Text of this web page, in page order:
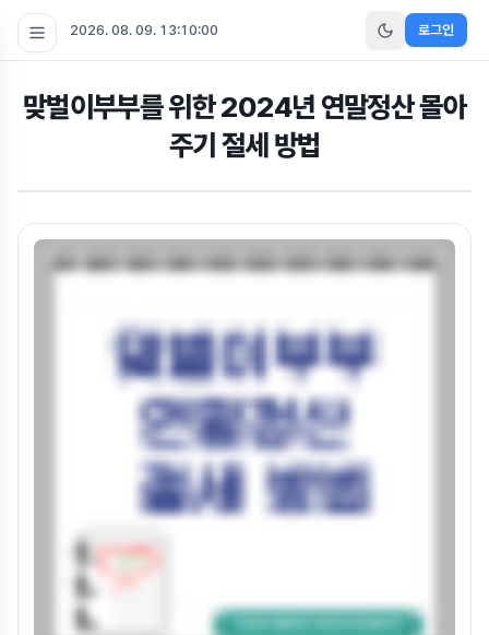
2026. 08. 09. 13:10:01 로그인
맞벌이부부를 위한 2024년 연말정산 몰아
주기 절세 방법